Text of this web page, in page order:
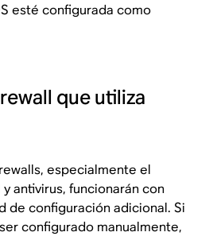
esté configurada como
que utiliza
especialmente el
antivirus, funcionarán con
de configuración adicional. Si
configurado manualmente,